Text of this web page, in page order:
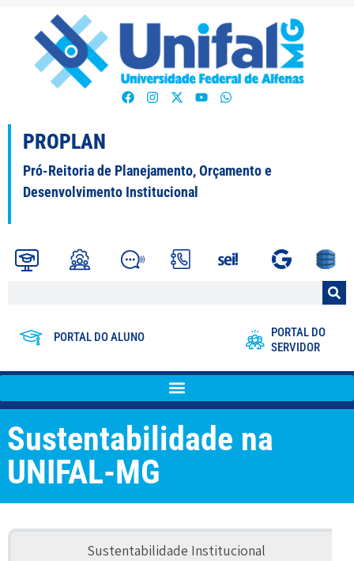
PROPLAN
Pró-Reitoria de Planejamento, Orçamento e
Desenvolvimento Institucional
PORTAL DO ALUNO
PORTAL DO
SERVIDOR
Sustentabilidade na
UNIFAL-MG
Sustentabilidade Institucional